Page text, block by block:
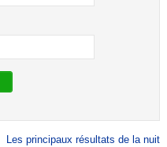
Les principaux résultats de la nuit